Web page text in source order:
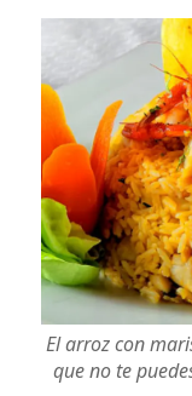
El arroz con
que no te